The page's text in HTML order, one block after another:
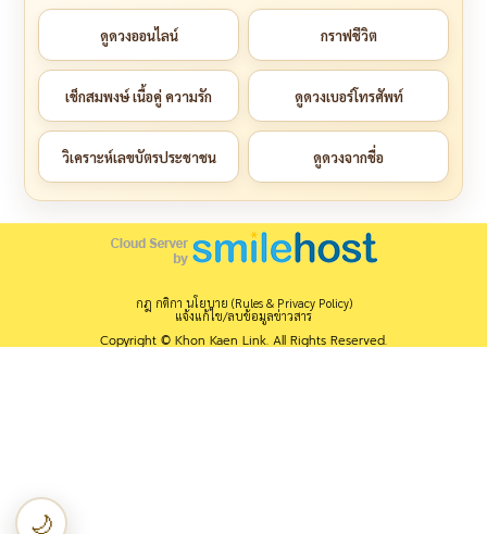
ดูดวงออนไลน์ กราฟชีวิต
เช็กสมพงษ์ เนื้อคู่ ความรัก ดูดวงเบอร์โทรศัพท์
วิเคราะห์เลขบัตรประชาชน ดูดวงจากชื่อ
กฎ กติกา นโยบาย (Rules & Privacy Policy)
แจ้งแก้ไข/ลบข้อมูลข่าวสาร
Copyright © Khon Kaen Link. All Rights Reserved.
🌙